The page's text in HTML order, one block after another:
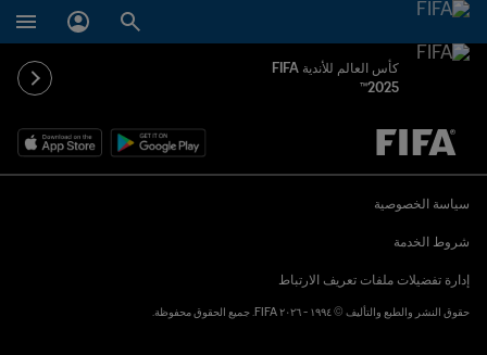
كأس العالم للأندية FIFA
2025™
يُحدَّد لاحقاً ضد يُحدَّد لاحقاً
سياسة الخصوصية
شروط الخدمة
إدارة تفضيلات ملفات تعريف الارتباط
حقوق النشر والطبع والتأليف © ١٩٩٤ - ٢٠٢٦ FIFA. جميع الحقوق محفوظة.